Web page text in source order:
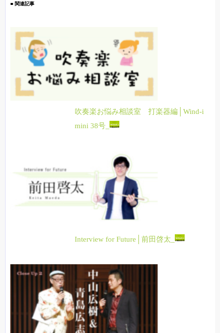
■ 関連記事
吹奏楽お悩み相談室 打楽器編│Wind-i
mini 38号_
Interview for Future│前田啓太_